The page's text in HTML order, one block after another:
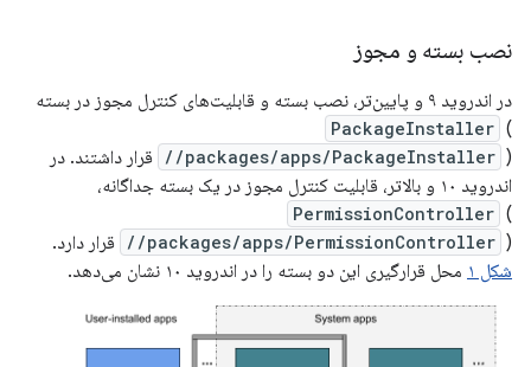
نصب بسته و مجوز
در اندروید ۹ و پایین‌تر، نصب بسته و قابلیت‌های کنترل مجوز در بسته
PackageInstaller (
//packages/apps/PackageInstaller
) قرار داشتند. در
اندروید ۱۰ و بالاتر، قابلیت کنترل مجوز در یک بسته جداگانه،
PermissionController (
//packages/apps/PermissionController ) قرار دارد.
شکل ۱
محل قرارگیری این دو بسته را در اندروید ۱۰ نشان می‌دهد.